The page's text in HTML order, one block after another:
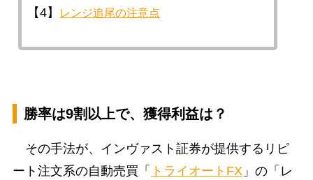
【4】 レンジ追尾の注意点
勝率は9割以上で、獲得利益は？
その手法が、インヴァスト証券が提供するリピ
ート注文系の自動売買「
トライオートFX」の「レ